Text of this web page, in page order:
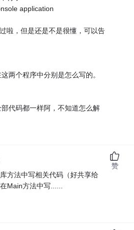
application
啦，但是还是不是很懂，可以告
两个程序中分别是怎么写的。
代码都一样阿，不知道怎么解
方法中写相关代码（好共享给
Main方法中写......
赞